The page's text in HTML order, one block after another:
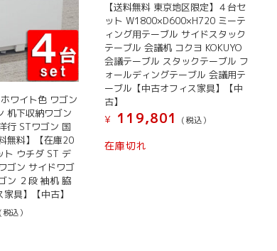
ト
収
納
庫
両
開
き
庫
ワイト色 ワゴン
机下収納ワゴン
行 STワゴン 国
無料】【在庫20
ト ウチダ ST デ
ゴン サイドワゴ
ン ２段 袖机 脇
具】【中古】
(税込）
【送料無料 東京地区限定】４台セ
ット W1800×D600×H720 ミーテ
ィング用テーブル サイドスタック
テーブル 会議机 コクヨ KOKUYO
会議テーブル スタックテーブル フ
ォールディングテーブル 会議用テ
ーブル【中古オフィス家具】【中
古】
¥
119,801 (税込）
在庫切れ